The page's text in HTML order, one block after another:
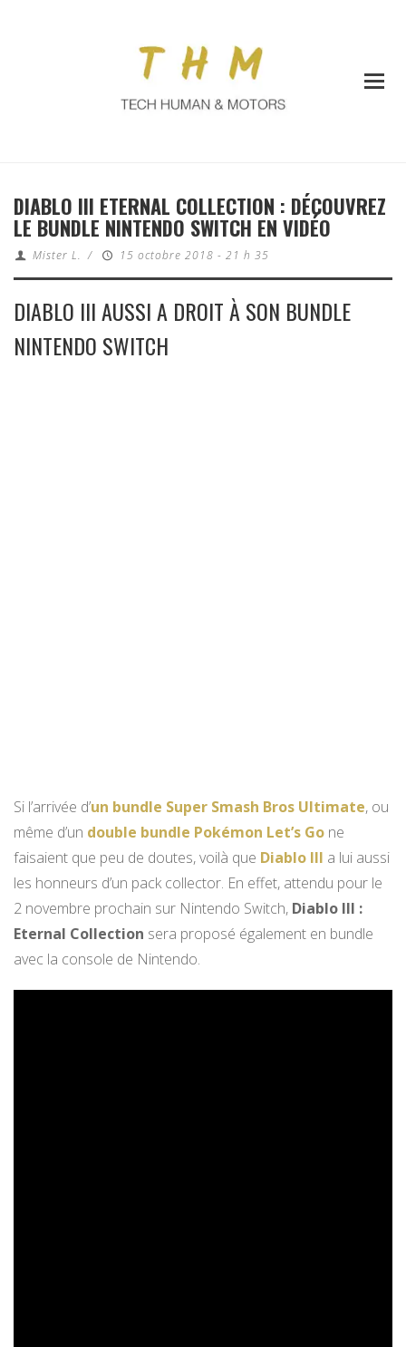
DIABLO III ETERNAL COLLECTION : DÉCOUVREZ
LE BUNDLE NINTENDO SWITCH EN VIDÉO
Mister L. / 15 octobre 2018 - 21 h 35
DIABLO III AUSSI A DROIT À SON BUNDLE
NINTENDO SWITCH
Si l’arrivée d’un bundle Super Smash Bros Ultimate, ou
même d’un double bundle Pokémon Let’s Go ne
faisaient que peu de doutes, voilà que Diablo III a lui aussi
les honneurs d’un pack collector. En effet, attendu pour le
2 novembre prochain sur Nintendo Switch, Diablo III :
Eternal Collection sera proposé également en bundle
avec la console de Nintendo.